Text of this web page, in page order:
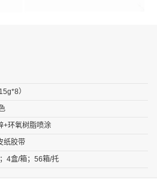
）
+环氧树脂喷涂
纸胶带
4盒/箱；56箱/托